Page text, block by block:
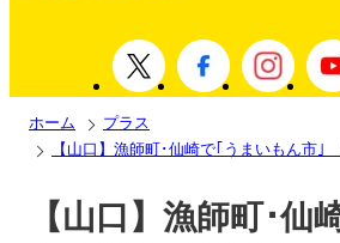
ホーム
プラス
【山口】漁師町･仙崎で｢うまいもん市｣
【山口】漁師町･仙